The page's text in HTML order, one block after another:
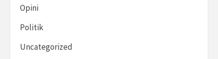
Opini
Politik
Uncategorized